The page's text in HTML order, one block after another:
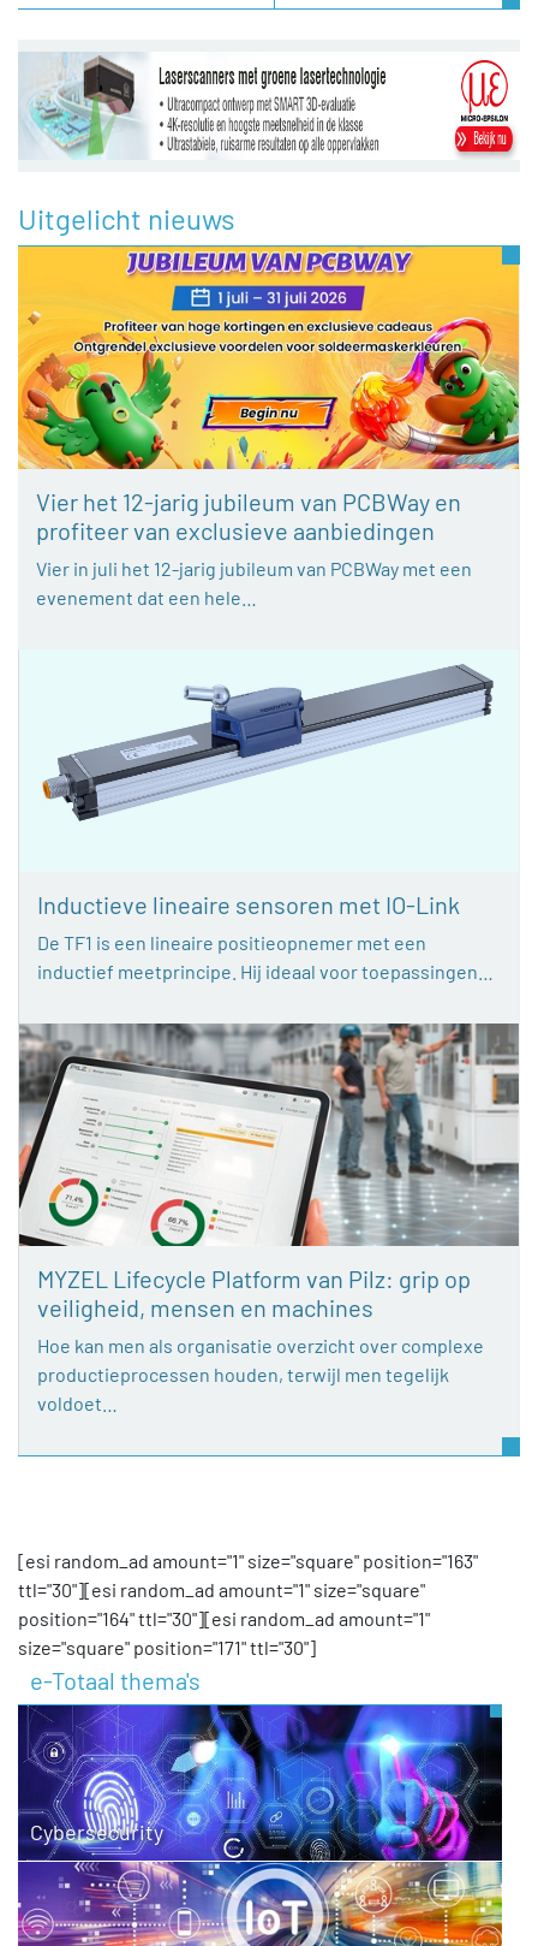
Uitgelicht nieuws
Vier het 12-jarig jubileum van PCBWay en
profiteer van exclusieve aanbiedingen
Vier in juli het 12-jarig jubileum van PCBWay met een
evenement dat een hele…
Inductieve lineaire sensoren met IO-Link
De TF1 is een lineaire positieopnemer met een
inductief meetprincipe. Hij ideaal voor toepassingen…
MYZEL Lifecycle Platform van Pilz: grip op
veiligheid, mensen en machines
Hoe kan men als organisatie overzicht over complexe
productieprocessen houden, terwijl men tegelijk
voldoet…
[esi random_ad amount="1" size="square" position="163"
ttl="30"][esi random_ad amount="1" size="square"
position="164" ttl="30"][esi random_ad amount="1"
size="square" position="171" ttl="30"]
e-Totaal thema's
Cybersecurity